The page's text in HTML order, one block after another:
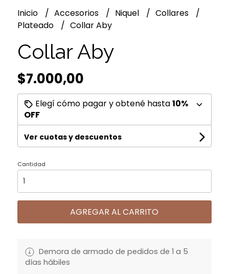
Inicio Accesorios Niquel
Collares
Plateado
Collar Aby
Collar Aby
$7.000,00
Elegí cómo pagar y obtené hasta10%
OFF
Ver cuotas y descuentos
Cantidad
AGREGAR AL CARRITO
Demora de armado de pedidos de 1 a 5
días hábiles